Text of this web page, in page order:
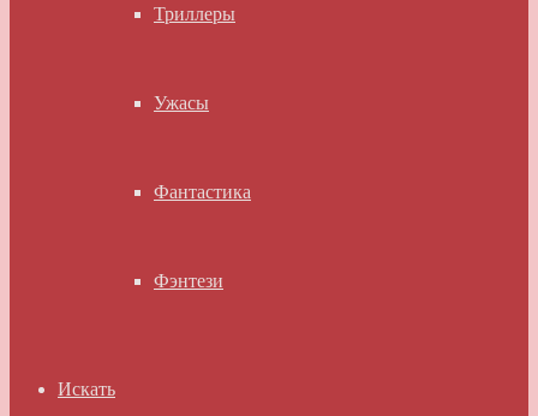
Триллеры
Ужасы
Фантастика
Фэнтези
Искать